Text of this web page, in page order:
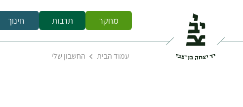
מחקר תרבות חינוך
עמוד הבית החשבון שלי